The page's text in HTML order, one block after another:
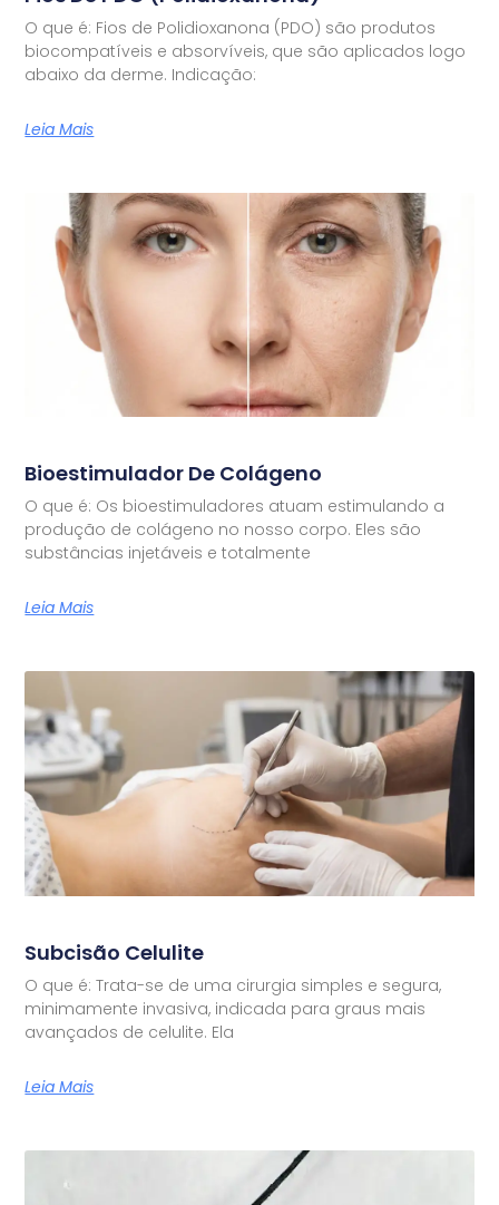
O que é: Fios de Polidioxanona (PDO) são produtos
biocompatíveis e absorvíveis, que são aplicados logo
abaixo da derme. Indicação:
Leia Mais
Bioestimulador De Colágeno
O que é: Os bioestimuladores atuam estimulando a
produção de colágeno no nosso corpo. Eles são
substâncias injetáveis e totalmente
Leia Mais
Subcisão Celulite
O que é: Trata-se de uma cirurgia simples e segura,
minimamente invasiva, indicada para graus mais
avançados de celulite. Ela
Leia Mais